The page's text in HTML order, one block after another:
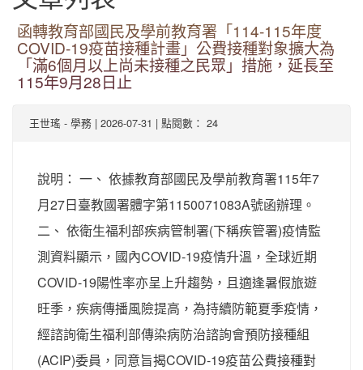
函轉教育部國民及學前教育署「114-115年度
COVID-19疫苗接種計畫」公費接種對象擴大為
「滿6個月以上尚未接種之民眾」措施，延長至
115年9月28日止
王世瑤 - 學務 | 2026-07-31 | 點閱數： 24
說明： 一、 依據教育部國民及學前教育署115年7
月27日臺教國署體字第1150071083A號函辦理。
二、 依衛生福利部疾病管制署(下稱疾管署)疫情監
測資料顯示，國內COVID-19疫情升溫，全球近期
COVID-19陽性率亦呈上升趨勢，且適逢暑假旅遊
旺季，疾病傳播風險提高，為持續防範夏季疫情，
經諮詢衛生福利部傳染病防治諮詢會預防接種組
(ACIP)委員，同意旨揭COVID-19疫苗公費接種對